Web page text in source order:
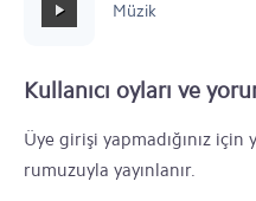
Müzik
Kullanıcı oyları ve
Üye girişi yapmadığınız
rumuzuyla yayınlanır.